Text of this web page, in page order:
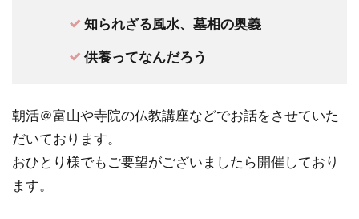
知られざる風水、墓相の奥義
供養ってなんだろう
朝活＠富山や寺院の仏教講座などでお話をさせていた
だいております。
おひとり様でもご要望がございましたら開催しており
ます。